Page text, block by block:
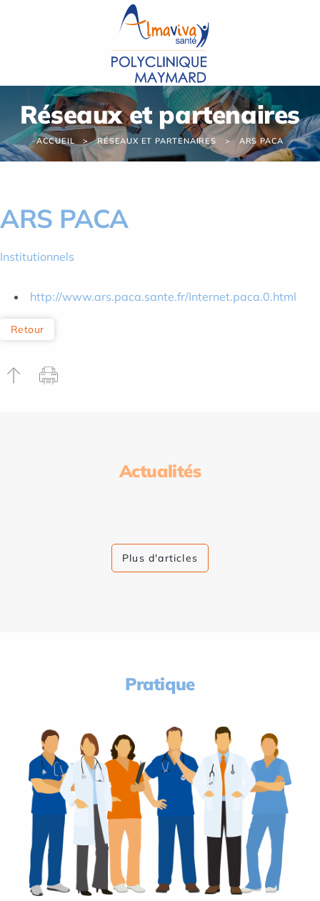
Réseaux et partenaires
ACCUEIL RÉSEAUX ET PARTENAIRES ARS PACA
ARS PACA
Institutionnels
http://www.ars.paca.sante.fr/Internet.paca.0.html
Retour
Actualités
Plus d'articles
Pratique
Panneau de gestion des cookies